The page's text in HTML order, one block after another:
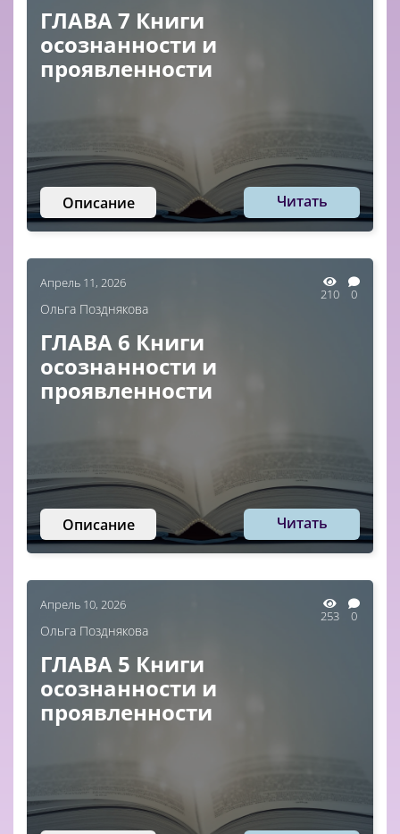
ГЛАВА 7 Книги
осознанности и
проявленности
Описание Читать
Апрель 11, 2026
210 0
Ольга Позднякова
ГЛАВА 6 Книги
осознанности и
проявленности
Описание Читать
Апрель 10, 2026
253 0
Ольга Позднякова
ГЛАВА 5 Книги
осознанности и
проявленности